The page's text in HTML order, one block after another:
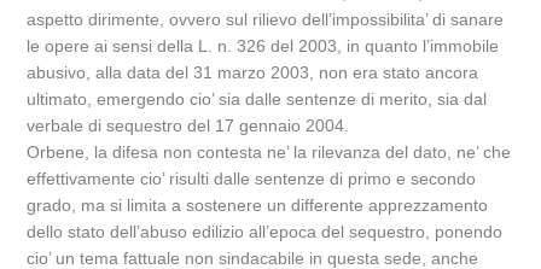
aspetto dirimente, ovvero sul rilievo dell’impossibilita’ di sanare
le opere ai sensi della L. n. 326 del 2003, in quanto l’immobile
abusivo, alla data del 31 marzo 2003, non era stato ancora
ultimato, emergendo cio’ sia dalle sentenze di merito, sia dal
verbale di sequestro del 17 gennaio 2004.
Orbene, la difesa non contesta ne’ la rilevanza del dato, ne’ che
effettivamente cio’ risulti dalle sentenze di primo e secondo
grado, ma si limita a sostenere un differente apprezzamento
dello stato dell’abuso edilizio all’epoca del sequestro, ponendo
cio’ un tema fattuale non sindacabile in questa sede, anche